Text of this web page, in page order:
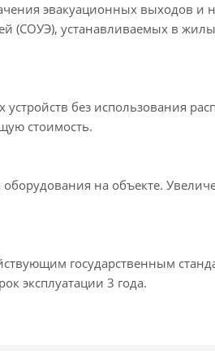
эвакуационных выходов и
(СОУЭ), устанавливаемых в
без использования
стоимость.
на объекте.
государственным
эксплуатации 3 года.